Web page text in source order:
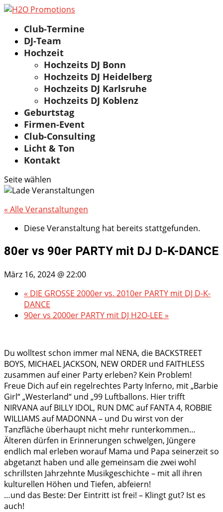
Club-Termine
DJ-Team
Hochzeit
Hochzeits DJ Bonn
Hochzeits DJ Heidelberg
Hochzeits DJ Karlsruhe
Hochzeits DJ Koblenz
Geburtstag
Firmen-Event
Club-Consulting
Licht & Ton
Kontakt
Seite wählen
« Alle Veranstaltungen
Diese Veranstaltung hat bereits stattgefunden.
80er vs 90er PARTY mit DJ D-K-DANCE
März 16, 2024 @ 22:00
« DIE GROSSE 2000er vs. 2010er PARTY mit DJ D-K-
DANCE
90er vs 2000er PARTY mit DJ H2O-LEE »
Du wolltest schon immer mal NENA, die BACKSTREET
BOYS, MICHAEL JACKSON, NEW ORDER und FAITHLESS
zusammen auf einer Party erleben? Kein Problem!
Freue Dich auf ein regelrechtes Party Inferno, mit „Barbie
Girl“ „Westerland“ und „99 Luftballons. Hier trifft
NIRVANA auf BILLY IDOL, RUN DMC auf FANTA 4, ROBBIE
WILLIAMS auf MADONNA – und Du wirst von der
Tanzfläche überhaupt nicht mehr runterkommen…
Älteren dürfen in Erinnerungen schwelgen, Jüngere
endlich mal erleben worauf Mama und Papa seinerzeit so
abgetanzt haben und alle gemeinsam die zwei wohl
schrillsten Jahrzehnte Musikgeschichte – mit all ihren
kulturellen Höhen und Tiefen, abfeiern!
…und das Beste: Der Eintritt ist frei! – Klingt gut? Ist es
auch!